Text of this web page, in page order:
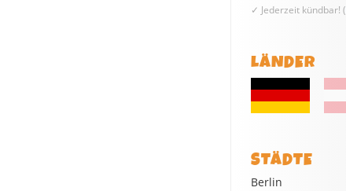
✓ Jederzeit kündbar! (
LÄNDER
STÄDTE
Berlin